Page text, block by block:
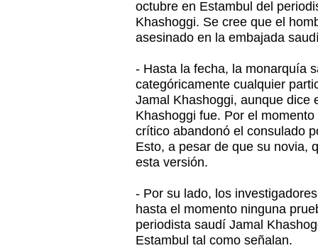
octubre en Estambul del
Khashoggi. Se cree que el
asesinado en la embajada
- Hasta la fecha, la monarquía
categóricamente cualquier
Jamal Khashoggi, aunque dice
Khashoggi fue. Por el
crítico abandonó el consulado
Esto, a pesar de que su novia,
esta versión.
- Por su lado, los
hasta el momento ninguna
periodista saudí Jamal
Estambul tal como señalan.